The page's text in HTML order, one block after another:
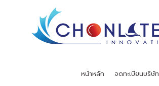
หน้าหลัก จดทะเบียนบริษั